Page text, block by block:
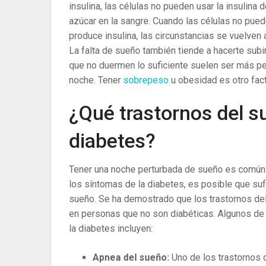
insulina, las células no pueden usar la insulina
azúcar en la sangre. Cuando las células no
produce insulina, las circunstancias se
La ​​falta de sueño también tiende a hacerte
que no duermen lo suficiente suelen ser más
noche. Tener sobrepeso u obesidad es otro
¿Qué trastornos del
diabetes?
Tener una noche perturbada de sueño es
los síntomas de la diabetes, es posible que
sueño. Se ha demostrado que los trastornos
en personas que no son diabéticas. Algunos
la diabetes incluyen:
Apnea del sueño: Uno de los trastornos